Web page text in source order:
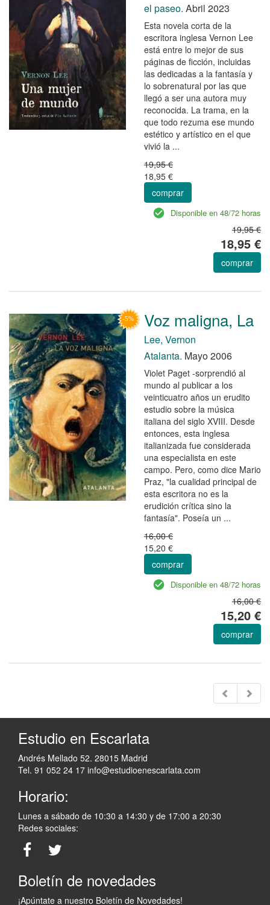
el paseo. Abril 2023
Esta novela corta de la
escritora inglesa Vernon Lee
está entre lo mejor de sus
páginas de ficción, incluidas
las dedicadas a la fantasía y
lo sobrenatural por las que
llegó a ser una autora muy
reconocida. La trama, en la
que todo rezuma ese mundo
estético y artístico en el que
vivió la ...
19,95 €
18,95 €
comprar
Disponible en 48/72 horas
19,95 €
18,95 €
comprar
Voz maligna, La
Lee, Vernon
Atalanta. Mayo 2006
Violet Paget -sorprendió al
mundo al publicar a los
veinticuatro años un erudito
estudio sobre la música
italiana del siglo XVIII. Desde
entonces, esta inglesa
italianizada fue considerada
una especialista en este
campo. Pero, como dice Mario
Praz, "la cualidad principal de
esta escritora no es la
erudición crítica sino la
fantasía". Poseía un ...
16,00 €
15,20 €
comprar
Disponible en 48/72 horas
16,00 €
15,20 €
comprar
Estudio en Escarlata
Andrés Mellado 52. 28015 Madrid
Tel. 91 052 24 17 info@estudioenescarlata.com
Horario:
Lunes a sábado de 10:30 a 14:30 y de 17:00 a 20:30
Redes sociales:
Boletín de novedades
¡Apúntate a nuestro Boletín de Novedades!